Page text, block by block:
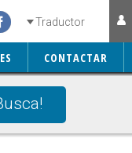
CONTACTAR
Traductor